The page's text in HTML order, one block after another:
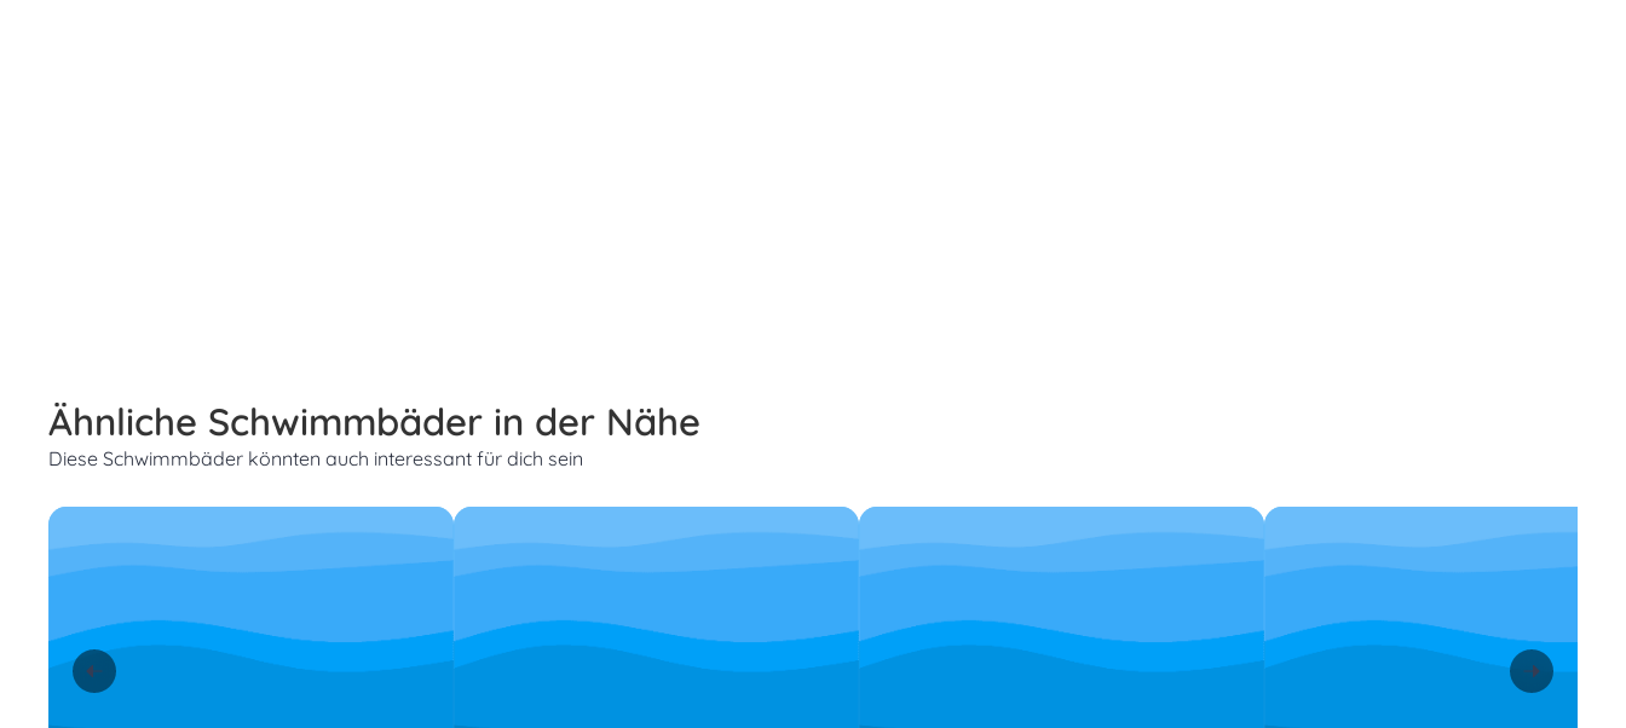
Ähnliche Schwimmbäder in der Nähe
Diese Schwimmbäder könnten auch interessant für dich sein